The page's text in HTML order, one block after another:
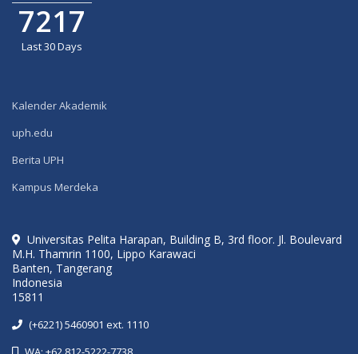
7217
Last 30 Days
Kalender Akademik
uph.edu
Berita UPH
Kampus Merdeka
Universitas Pelita Harapan, Building B, 3rd floor. Jl. Boulevard
M.H. Thamrin 1100, Lippo Karawaci
Banten, Tangerang
Indonesia
15811
(+6221) 5460901 ext. 1110